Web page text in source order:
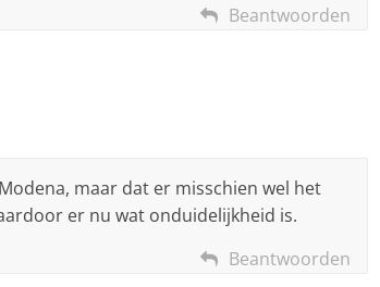
Beantwoorden
maar dat er misschien wel het
er nu wat onduidelijkheid is.
Beantwoorden